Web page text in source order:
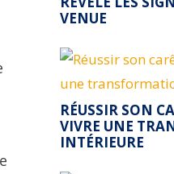
VENUE
RÉUSSIR SON
VIVRE UNE
INTÉRIEURE